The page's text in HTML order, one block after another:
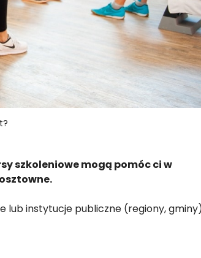
szkoleniowe mogą pomóc ci w
lub instytucje publiczne (regiony,